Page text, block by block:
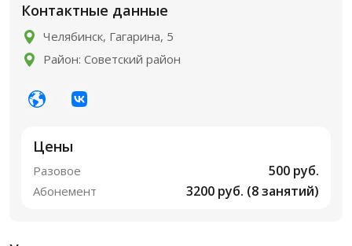
Контактные данные
Челябинск, Гагарина, 5
Район: Советский район
Цены
Разовое 500 руб.
Абонемент 3200 руб. (8 занятий)